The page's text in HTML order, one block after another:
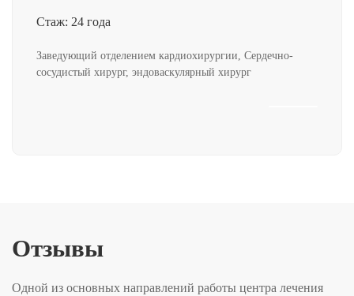
Стаж: 24 года
Заведующий отделением кардиохирургии, Сердечно-
сосудистый хирург, эндоваскулярный хирург
Отзывы
Одной из основных направлений работы центра лечения